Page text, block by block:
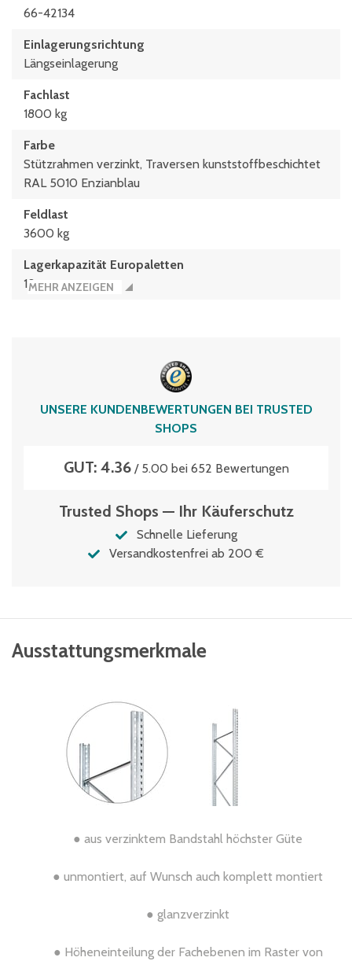
66-42134
Einlagerungsrichtung
Längseinlagerung
Fachlast
1800 kg
Farbe
Stützrahmen verzinkt, Traversen kunststoffbeschichtet
RAL 5010 Enzianblau
Feldlast
3600 kg
Lagerkapazität Europaletten
18
vormontiert
MEHR ANZEIGEN
UNSERE KUNDENBEWERTUNGEN BEI TRUSTED
SHOPS
GUT: 4.36/ 5.00 bei 652 Bewertungen
Trusted Shops — Ihr Käuferschutz
Schnelle Lieferung
Versandkostenfrei ab 200 €
Ausstattungsmerkmale
● aus verzinktem Bandstahl höchster Güte
● unmontiert, auf Wunsch auch komplett montiert
● glanzverzinkt
● Höheneinteilung der Fachebenen im Raster von